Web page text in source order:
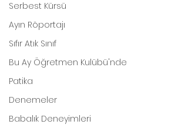
Serbest Kürsü
Ayın Röportajı
Sıfır Atık Sınıf
Bu Ay Öğretmen Kulübü'nde
Patika
Denemeler
Babalık Deneyimleri